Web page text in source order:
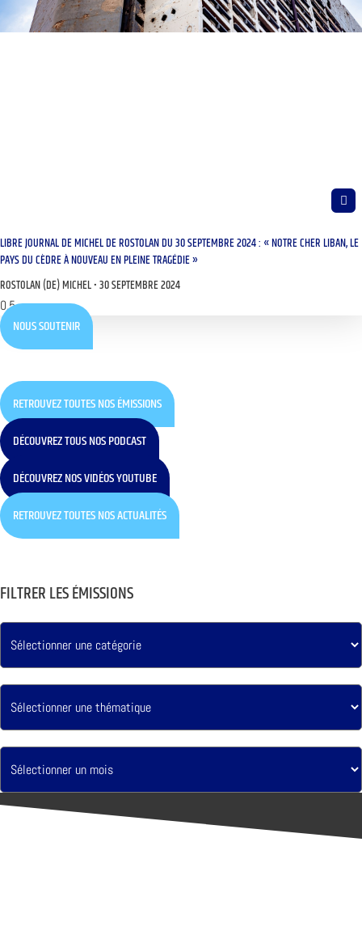
LIBRE JOURNAL DE MICHEL DE ROSTOLAN DU 30 SEPTEMBRE 2024 : « NOTRE CHER LIBAN, LE
PAYS DU CÈDRE À NOUVEAU EN PLEINE TRAGÉDIE »
ROSTOLAN (DE) MICHEL 30 SEPTEMBRE 2024
NOUS SOUTENIR
RETROUVEZ TOUTES NOS ÉMISSIONS
DÉCOUVREZ TOUS NOS PODCAST
DÉCOUVREZ NOS VIDÉOS YOUTUBE
RETROUVEZ TOUTES NOS ACTUALITÉS
FILTRER LES ÉMISSIONS